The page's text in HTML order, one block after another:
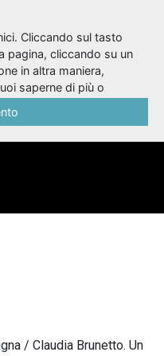
/ Claudia Brunetto. Un
Cliccando sul tasto
pagina, cliccando su un
in altra maniera,
saperne di più o